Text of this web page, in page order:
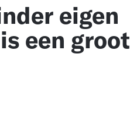
eigen
een groot